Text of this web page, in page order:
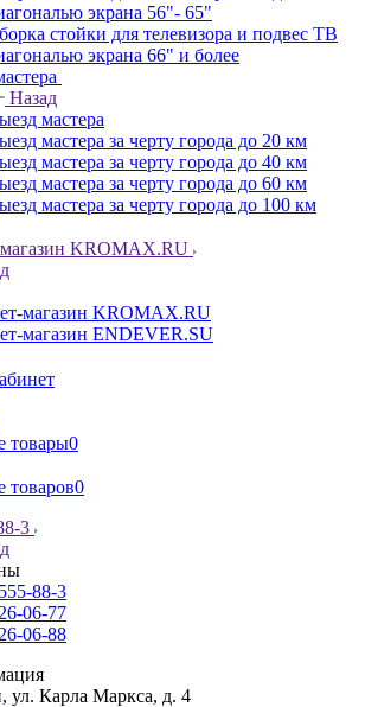
экрана 56"- 65"
стойки для телевизора и подвес ТВ
экрана 66" и более
Назад
мастера
мастера за черту города до 20 км
мастера за черту города до 40 км
мастера за черту города до 60 км
мастера за черту города до 100 км
KROMAX.RU
магазин KROMAX.RU
магазин ENDEVER.SU
товары0
товаров0
3
88-3
06-77
06-88
Карла Маркса, д. 4